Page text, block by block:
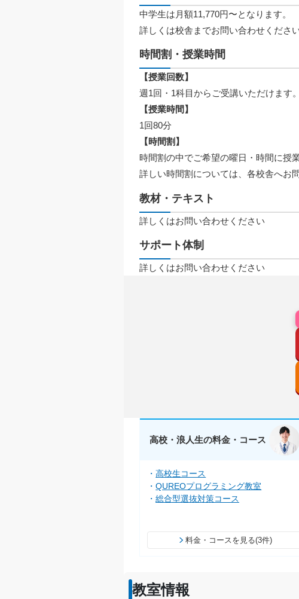
中学生は月額11,770円〜となります。
詳しくは校舎までお問い合わせください
時間割・授業時間
【授業回数】
週1回・1科目からご受講いただけます。
【授業時間】
1回80分
【時間割】
時間割の中でご希望の曜日・時間に授
詳しい時間割については、各校舎へお
教材・テキスト
詳しくはお問い合わせください
サポート体制
詳しくはお問い合わせください
高校・浪人生の料金・コース
高校生コース
QUREOプログラミング教室
総合型選抜対策コース
料金・コースを見る(3件)
教室情報